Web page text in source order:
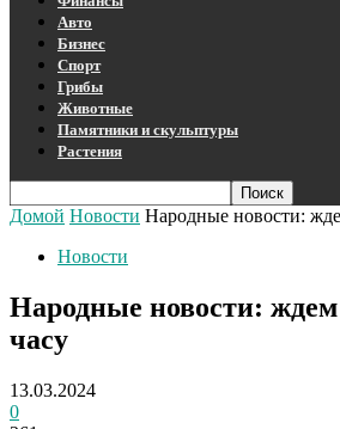
Авто
Бизнес
Спорт
Грибы
Животные
Памятники и скульптуры
Растения
Домой Новости Народные новости:
Новости
Народные новости: ждем
часу
13.03.2024
0